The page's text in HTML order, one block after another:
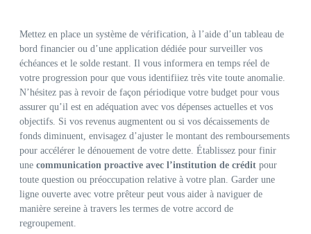
Mettez en place un système de vérification, à l’aide d’un tableau de
bord financier ou d’une application dédiée pour surveiller vos
échéances et le solde restant. Il vous informera en temps réel de
votre progression pour que vous identifiiez très vite toute anomalie.
N’hésitez pas à revoir de façon périodique votre budget pour vous
assurer qu’il est en adéquation avec vos dépenses actuelles et vos
objectifs. Si vos revenus augmentent ou si vos décaissements de
fonds diminuent, envisagez d’ajuster le montant des remboursements
pour accélérer le dénouement de votre dette. Établissez pour finir
une communication proactive avec l’institution de crédit pour
toute question ou préoccupation relative à votre plan. Garder une
ligne ouverte avec votre prêteur peut vous aider à naviguer de
manière sereine à travers les termes de votre accord de
regroupement.